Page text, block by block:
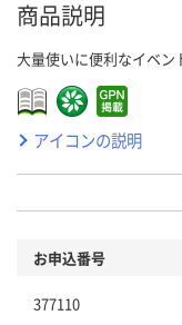
商品説明
大量使いに便利なイベン
アイコンの説明
お申込番号
377110